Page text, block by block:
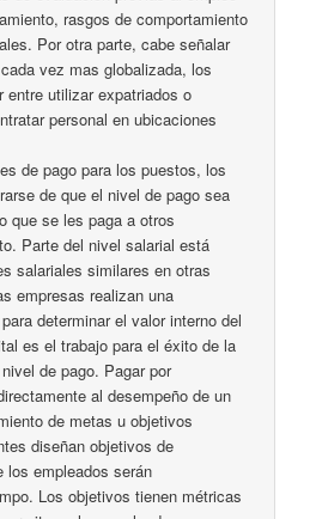
rasgos de comportamiento
Por otra parte, cabe señalar
vez mas globalizada, los
entre utilizar expatriados o
personal en ubicaciones
de pago para los puestos, los
de que el nivel de pago sea
que se les paga a otros
Parte del nivel salarial está
salariales similares en otras
empresas realizan una
determinar el valor interno del
es el trabajo para el éxito de la
de pago. Pagar por
al desempeño de un
de metas u objetivos
diseñan objetivos de
los empleados serán
Los objetivos tienen métricas